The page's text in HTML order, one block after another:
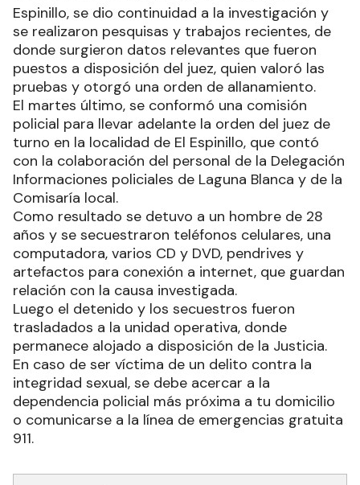
Espinillo, se dio continuidad a la investigación y
se realizaron pesquisas y trabajos recientes, de
donde surgieron datos relevantes que fueron
puestos a disposición del juez, quien valoró las
pruebas y otorgó una orden de allanamiento.
El martes último, se conformó una comisión
policial para llevar adelante la orden del juez de
turno en la localidad de El Espinillo, que contó
con la colaboración del personal de la Delegación
Informaciones policiales de Laguna Blanca y de la
Comisaría local.
Como resultado se detuvo a un hombre de 28
años y se secuestraron teléfonos celulares, una
computadora, varios CD y DVD, pendrives y
artefactos para conexión a internet, que guardan
relación con la causa investigada.
Luego el detenido y los secuestros fueron
trasladados a la unidad operativa, donde
permanece alojado a disposición de la Justicia.
En caso de ser víctima de un delito contra la
integridad sexual, se debe acercar a la
dependencia policial más próxima a tu domicilio
o comunicarse a la línea de emergencias gratuita
911.